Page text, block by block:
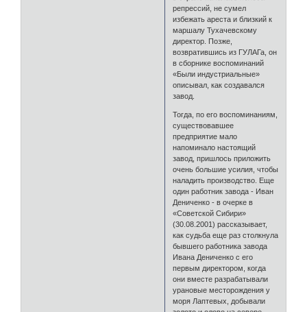
репрессий, не сумел
избежать ареста и близкий к
маршалу Тухачевскому
директор. Позже,
возвратившись из ГУЛАГа, он
в сборнике воспоминаний
«Были индустриальные»
описывал, как создавался
завод.
Тогда, по его воспоминаниям,
существовавшее
предприятие мало
напоминало настоящий
завод, пришлось приложить
очень большие усилия, чтобы
наладить производство. Еще
один работник завода - Иван
Дениченко - в очерке в
«Советской Сибири»
(30.08.2001) рассказывает,
как судьба еще раз столкнула
бывшего работника завода
Ивана Дениченко с его
первым директором, когда
они вместе разрабатывали
урановые месторождения у
моря Лаптевых, добывали